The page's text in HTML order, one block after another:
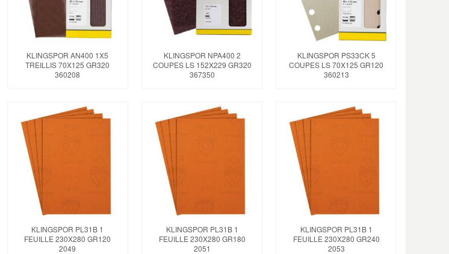
KLINGSPOR AN400 1X5
TREILLIS 70X125 GR320
360208
KLINGSPOR NPA400 2
COUPES LS 152X229 GR320
367350
KLINGSPOR PS33CK 5
COUPES LS 70X125 GR120
360213
KLINGSPOR PL31B 1
FEUILLE 230X280 GR120
2049
KLINGSPOR PL31B 1
FEUILLE 230X280 GR180
2051
KLINGSPOR PL31B 1
FEUILLE 230X280 GR240
2053